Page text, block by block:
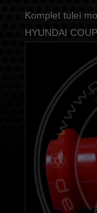
Komplet tulei
HYUNDAI